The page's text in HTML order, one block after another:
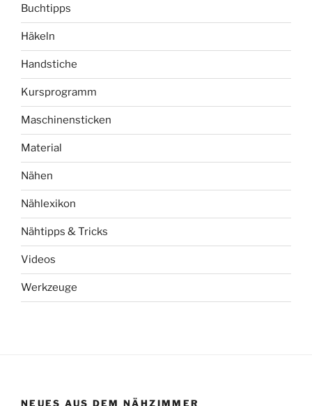
Buchtipps
Häkeln
Handstiche
Kursprogramm
Maschinensticken
Material
Nähen
Nählexikon
Nähtipps & Tricks
Videos
Werkzeuge
NEUES AUS DEM NÄHZIMMER